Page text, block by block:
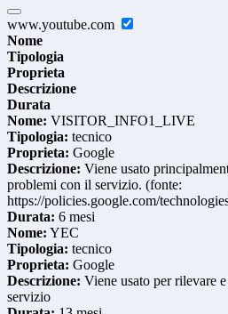
www.youtube.com
Nome
Tipologia
Proprieta
Descrizione
Durata
Nome: VISITOR_INFO1_LIVE
Tipologia: tecnico
Proprieta: Google
Descrizione: Viene usato
problemi con il servizio. (fonte:
https://policies.google.com/
Durata: 6 mesi
Nome: YEC
Tipologia: tecnico
Proprieta: Google
Descrizione: Viene usato per rilevare
servizio